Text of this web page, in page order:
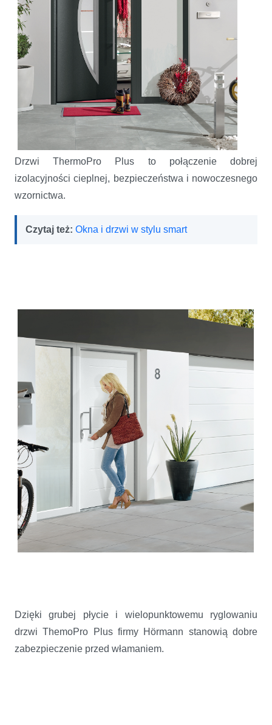
Drzwi ThermoPro Plus to połączenie dobrej
izolacyjności cieplnej, bezpieczeństwa i nowoczesnego
wzornictwa.
Czytaj też: Okna i drzwi w stylu smart
Dzięki grubej płycie i wielopunktowemu ryglowaniu
drzwi ThemoPro Plus firmy Hörmann stanowią dobre
zabezpieczenie przed włamaniem.